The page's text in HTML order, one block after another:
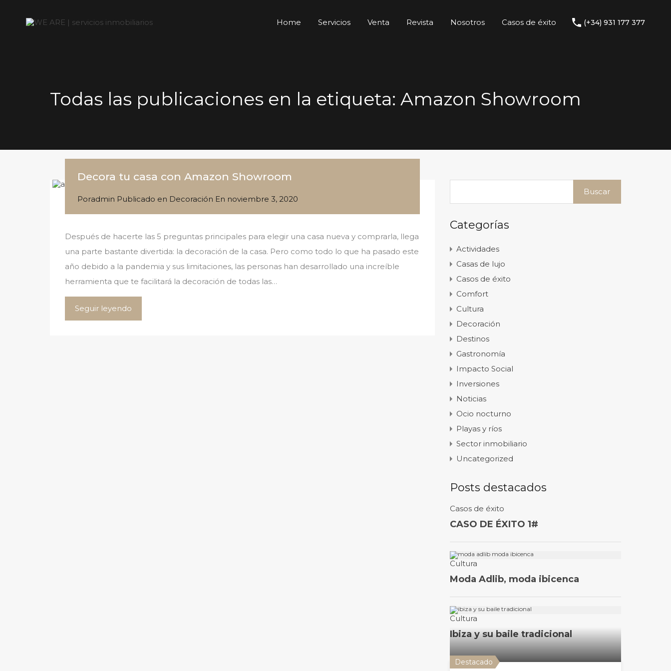
Home Servicios Venta Revista Nosotros Casos de éxito (+34) 931 177 377
Todas las publicaciones en la etiqueta: Amazon Showroom
Decora tu casa con Amazon Showroom
Poradmin Publicado en Decoración En noviembre 3, 2020
Después de hacerte las 5 preguntas principales para elegir una casa nueva y comprarla, llega
una parte bastante divertida: la decoración de la casa. Pero como todo lo que ha pasado este
año debido a la pandemia y sus limitaciones, las personas han desarrollado una increíble
herramienta que te facilitará la decoración de todas las…
Seguir leyendo
Buscar:
Categorías
Actividades
Casas de lujo
Casos de éxito
Comfort
Cultura
Decoración
Destinos
Gastronomía
Impacto Social
Inversiones
Noticias
Ocio nocturno
Playas y ríos
Sector inmobiliario
Uncategorized
Posts destacados
Destacado